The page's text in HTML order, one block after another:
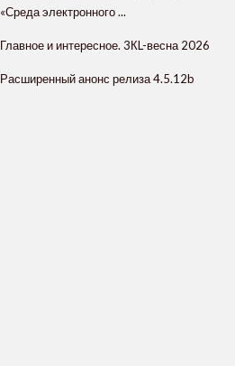
«Среда электронного ...
Главное и интересное. 3КL-весна 2026
Расширенный анонс релиза 4.5.12b